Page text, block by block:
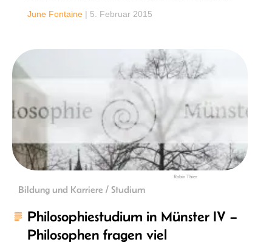
June Fontaine | 5. Februar 2015
Robin Thier
Bildung und Karriere / Studium
Philosophiestudium in Münster IV –
Philosophen fragen viel